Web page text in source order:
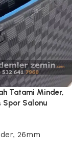
Tatami Minder,
Spor Salonu
, 26mm